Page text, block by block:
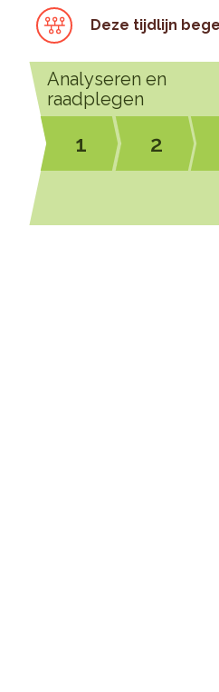
Deze tijdlijn
Analyseren en
raadplegen
1 2